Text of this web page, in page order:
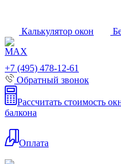
Калькулятор окон
+7 (495) 478-12-61
Обратный звонок
Рассчитать стоимость
балкона
Оплата